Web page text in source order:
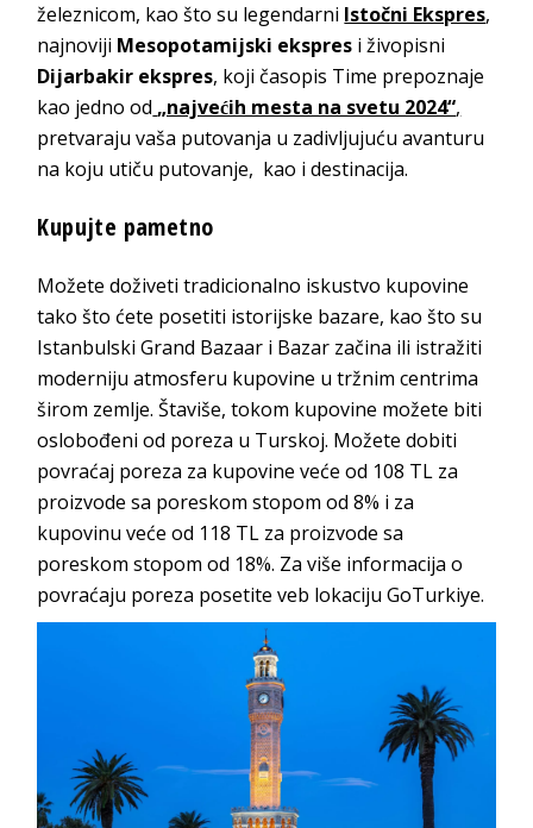
železnicom, kao što su legendarni Istočni Ekspres,
najnoviji Mesopotamijski ekspres i živopisni
Dijarbakir ekspres, koji časopis Time prepoznaje
kao jedno od „najvećih mesta na svetu 2024“,
pretvaraju vaša putovanja u zadivljujuću avanturu
na koju utiču putovanje, kao i destinacija.
Kupujte pametno
Možete doživeti tradicionalno iskustvo kupovine
tako što ćete posetiti istorijske bazare, kao što su
Istanbulski Grand Bazaar i Bazar začina ili istražiti
moderniju atmosferu kupovine u tržnim centrima
širom zemlje. Štaviše, tokom kupovine možete biti
oslobođeni od poreza u Turskoj. Možete dobiti
povraćaj poreza za kupovine veće od 108 TL za
proizvode sa poreskom stopom od 8% i za
kupovinu veće od 118 TL za proizvode sa
poreskom stopom od 18%. Za više informacija o
povraćaju poreza posetite veb lokaciju GoTurkiye.